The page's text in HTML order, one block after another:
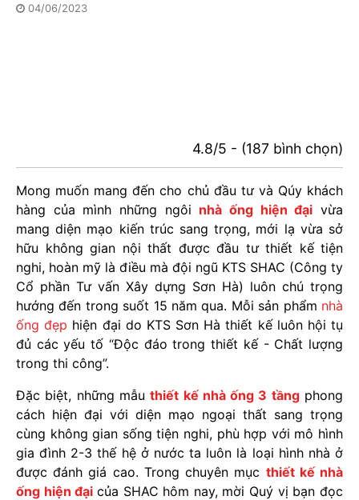
04/06/2023
4.8/5 - (187 bình chọn)
Mong muốn mang đến cho chủ đầu tư và Qúy khách
hàng của mình những ngôi nhà ống hiện đại vừa
mang diện mạo kiến trúc sang trọng, mới lạ vừa sở
hữu không gian nội thất được đầu tư thiết kế tiện
nghi, hoàn mỹ là điều mà đội ngũ KTS SHAC (Công ty
Cổ phần Tư vấn Xây dựng Sơn Hà) luôn chú trọng
hướng đến trong suốt 15 năm qua. Mỗi sản phẩm nhà
ống đẹp hiện đại do KTS Sơn Hà thiết kế luôn hội tụ
đủ các yếu tố “Độc đáo trong thiết kế - Chất lượng
trong thi công”.
Đặc biệt, những mẫuthiết kế nhà ống 3 tầngphong
cách hiện đại với diện mạo ngoại thất sang trọng
cùng không gian sống tiện nghi, phù hợp với mô hình
gia đình 2-3 thế hệ ở nước ta luôn là loại hình nhà ở
được đánh giá cao. Trong chuyên mục thiết kế nhà
ống hiện đại của SHAC hôm nay, mời Quý vị bạn đọc